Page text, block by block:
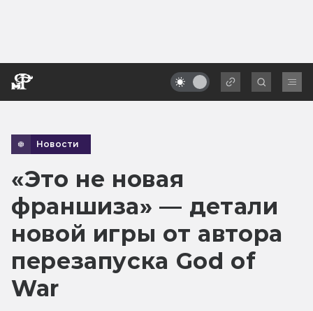
Новости
«Это не новая
франшиза» — детали
новой игры от автора
перезапуска God of
War